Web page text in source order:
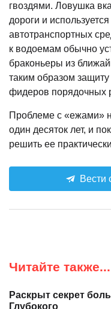
гвоздями. Ловушка
дороги и
автотранспортных
к водоемам обычно
браконьеры из
таким образом защиту
фидеров порядочных
Проблеме с «ежами»
один десяток лет, и
решить ее
Вести
Читайте также...
Раскрыт секрет
Глубокого